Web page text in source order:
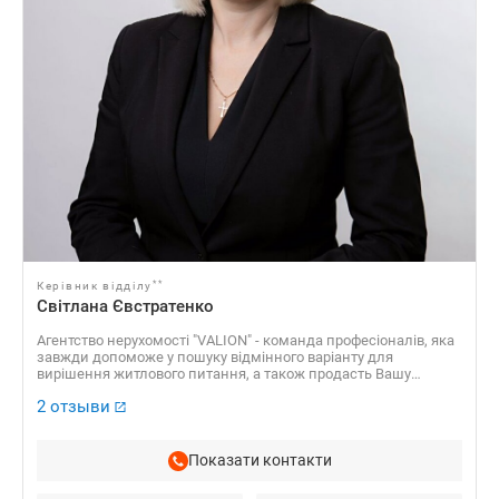
Керівник відділу **
Світлана Євстратенко
Агентство нерухомості "VALION" - команда професіоналів, яка
завжди допоможе у пошуку відмінного варіанту для
вирішення житлового питання, а також продасть Вашу
2 отзыви
Показати контакти